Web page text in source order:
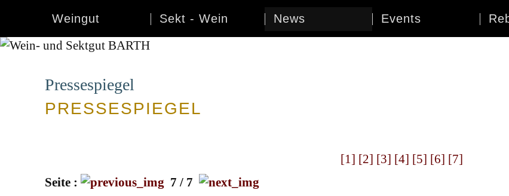
Weingut Sekt - Wein News Events
Pressespiegel
PRESSESPIEGEL
[1] [2] [3] [4] [5] [6] [7]
Seite : 7 / 7